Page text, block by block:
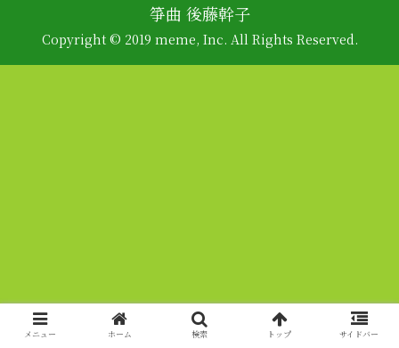
箏曲 後藤幹子
Copyright © 2019 meme, Inc. All Rights Reserved.
メニュー ホーム 検索 トップ サイドバー